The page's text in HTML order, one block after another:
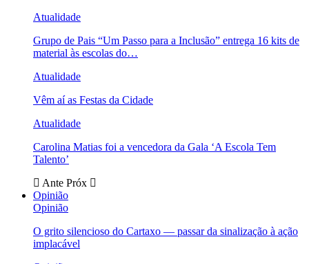
Atualidade
Grupo de Pais “Um Passo para a Inclusão” entrega 16 kits de
material às escolas do…
Atualidade
Vêm aí as Festas da Cidade
Atualidade
Carolina Matias foi a vencedora da Gala ‘A Escola Tem
Talento’
Ante Próx
Opinião
Opinião
O grito silencioso do Cartaxo — passar da sinalização à ação
implacável